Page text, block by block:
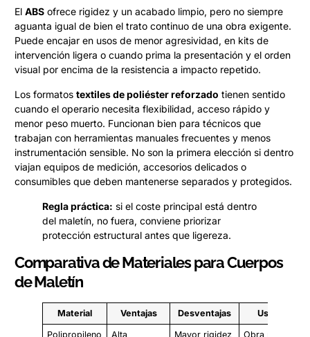
El ABS ofrece rigidez y un acabado limpio, pero no siempre
aguanta igual de bien el trato continuo de una obra exigente.
Puede encajar en usos de menor agresividad, en kits de
intervención ligera o cuando prima la presentación y el orden
visual por encima de la resistencia a impacto repetido.
Los formatos textiles de poliéster reforzado tienen sentido
cuando el operario necesita flexibilidad, acceso rápido y
menor peso muerto. Funcionan bien para técnicos que
trabajan con herramientas manuales frecuentes y menos
instrumentación sensible. No son la primera elección si dentro
viajan equipos de medición, accesorios delicados o
consumibles que deben mantenerse separados y protegidos.
Regla práctica: si el coste principal está dentro
del maletín, no fuera, conviene priorizar
protección estructural antes que ligereza.
Comparativa de Materiales para Cuerpos
de Maletín
Material Ventajas Desventajas Uso Ideal
Polipropileno
Alta
Mayor rigidez
Obra modular,